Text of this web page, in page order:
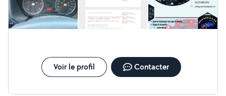
Voir le profil Contacter